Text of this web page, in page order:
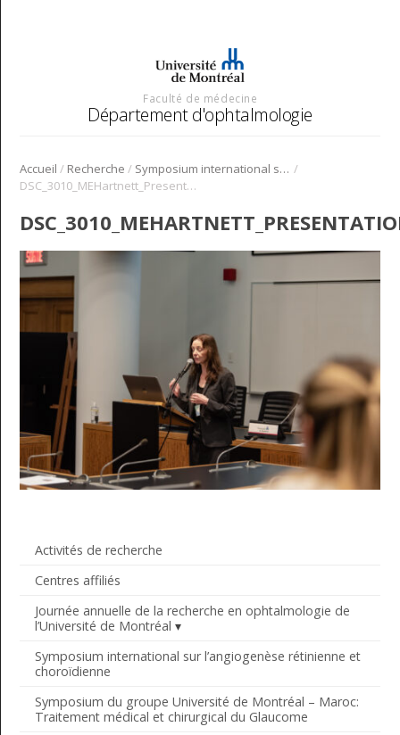
Faculté de médecine
Département d'ophtalmologie
Accueil / Recherche / Symposium international sur l’angiogenèse rétinienne et choroïdienne /
DSC_3010_MEHartnett_Presentation_Symposium_Angio_2022
Activités de recherche
Centres affiliés
Journée annuelle de la recherche en ophtalmologie de
l’Université de Montréal
Symposium international sur l’angiogenèse rétinienne et
choroïdienne
Symposium du groupe Université de Montréal – Maroc:
Traitement médical et chirurgical du Glaucome